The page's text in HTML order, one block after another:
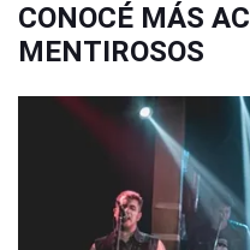
CONOCÉ MÁS
MENTIROSOS